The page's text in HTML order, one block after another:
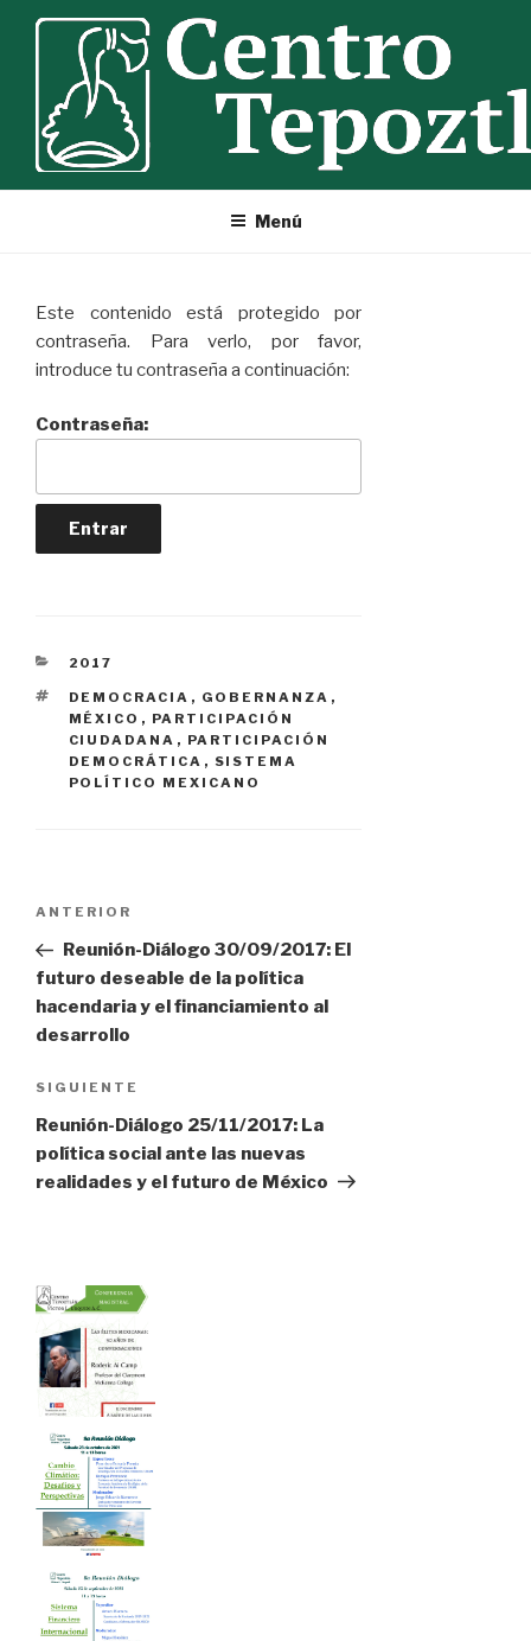
contenido
Menú
Este contenido está protegido por
contraseña. Para verlo, por favor,
introduce tu contraseña a continuación:
Contraseña:
CATEGORÍAS
2017
ETIQUETAS
DEMOCRACIA , GOBERNANZA ,
MÉXICO , PARTICIPACIÓN
CIUDADANA , PARTICIPACIÓN
DEMOCRÁTICA , SISTEMA
POLÍTICO MEXICANO
Navegación
de
entradas
Entrada
anterior:
ANTERIOR
Reunión-Diálogo 30/09/2017: El
futuro deseable de la política
hacendaria y el financiamiento al
desarrollo
Siguiente
entrada
SIGUIENTE
Reunión-Diálogo 25/11/2017: La
política social ante las nuevas
realidades y el futuro de México